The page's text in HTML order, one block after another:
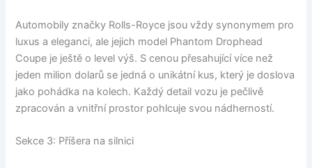
Automobily značky Rolls-Royce jsou vždy synonymem pro
luxus a eleganci, ale jejich model Phantom Drophead
Coupe je ještě o level výš. S cenou přesahující více než
jeden milion dolarů se jedná o unikátní kus, který je doslova
jako pohádka na kolech. Každý detail vozu je pečlivě
zpracován a vnitřní prostor pohlcuje svou nádherností.
Sekce 3: Příšera na silnici